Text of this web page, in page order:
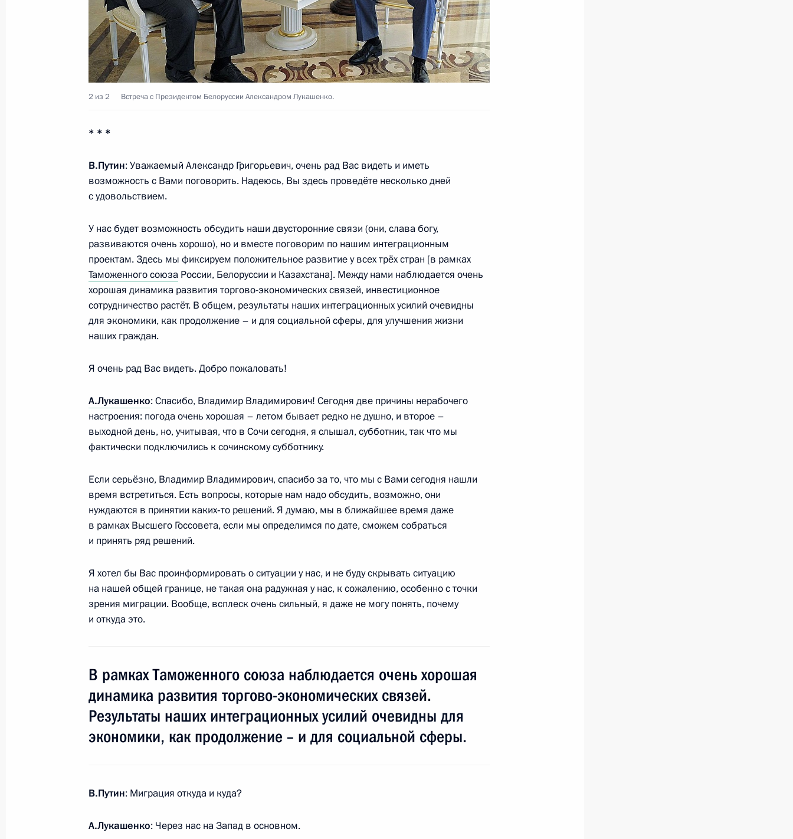
17 сентября 2012 года, понедельник
Командно-штабные учения «Кавказ-2012»
17 сентября 2012 года, 21:30 Краснодарский край
7
16 сентября 2012 года, воскресенье
Владимир Путин поздравил российских евреев с праздником Рош
ха-Шана
16 сентября 2012 года, 15:40
15 сентября 2012 года, суббота
Встреча с Президентом Белоруссии Александром Лукашенко
15 сентября 2012 года, 16:00 Сочи
2
переселению в Россию соотечественников, проживающих
15 сентября 2012 года, 12:40
14 сентября 2012 года, пятница
Встреча с губернатором Ростовской области Василием
Голубевым
14 сентября 2012 года, 17:00
3
Телефонный разговор с Президентом Киргизии Алмазбеком
Атамбаевым
14 сентября 2012 года, 16:30
Комментарий Владимира Путина о событиях в Ливии
13 сентября 2012 года, 19:30
13 сентября 2012 года, 16:00 Сочи
2 из 2 Встреча с Президентом Белоруссии Александром Лукашенко.
* * *
В.Путин: Уважаемый Александр Григорьевич, очень рад Вас видеть и иметь
возможность с Вами поговорить. Надеюсь, Вы здесь проведёте несколько дней
с удовольствием.
У нас будет возможность обсудить наши двусторонние связи (они, слава богу,
развиваются очень хорошо), но и вместе поговорим по нашим интеграционным
проектам. Здесь мы фиксируем положительное развитие у всех трёх стран [в рамках
Таможенного союза России, Белоруссии и Казахстана]. Между нами наблюдается очень
хорошая динамика развития торгово-экономических связей, инвестиционное
сотрудничество растёт. В общем, результаты наших интеграционных усилий очевидны
для экономики, как продолжение – и для социальной сферы, для улучшения жизни
наших граждан.
Я очень рад Вас видеть. Добро пожаловать!
А.Лукашенко: Спасибо, Владимир Владимирович! Сегодня две причины нерабочего
настроения: погода очень хорошая – летом бывает редко не душно, и второе –
выходной день, но, учитывая, что в Сочи сегодня, я слышал, субботник, так что мы
фактически подключились к сочинскому субботнику.
Если серьёзно, Владимир Владимирович, спасибо за то, что мы с Вами сегодня нашли
время встретиться. Есть вопросы, которые нам надо обсудить, возможно, они
нуждаются в принятии каких‑то решений. Я думаю, мы в ближайшее время даже
в рамках Высшего Госсовета, если мы определимся по дате, сможем собраться
и принять ряд решений.
Я хотел бы Вас проинформировать о ситуации у нас, и не буду скрывать ситуацию
на нашей общей границе, не такая она радужная у нас, к сожалению, особенно с точки
зрения миграции. Вообще, всплеск очень сильный, я даже не могу понять, почему
и откуда это.
В рамках Таможенного союза наблюдается очень хорошая
динамика развития торгово-экономических связей.
Результаты наших интеграционных усилий очевидны для
экономики, как продолжение – и для социальной сферы.
В.Путин: Миграция откуда и куда?
А.Лукашенко: Через нас на Запад в основном.